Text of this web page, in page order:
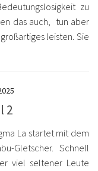
zu
das auch, tun aber
leisten. Sie
2
La startet mit dem
Gletscher. Schnell
viel seltener Leute